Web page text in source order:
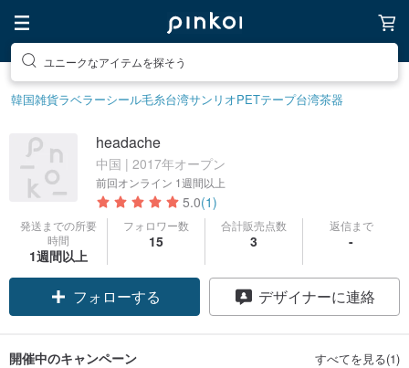
ユニークなアイテムを探そう
韓国雑貨ラベラーシール毛糸台湾サンリオPETテープ台湾茶器
headache
中国 | 2017年オープン
前回オンライン 1週間以上
5.0(1)
発送までの所要
時間
1週間以上
フォロワー数
15
合計販売点数
3
返信まで
-
フォローする デザイナーに連絡
開催中のキャンペーン すべてを見る(1)